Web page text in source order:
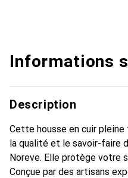
Informations
Description
Cette housse en cuir
la qualité et le savoir-faire
Noreve. Elle protège votre
Conçue par des artisans